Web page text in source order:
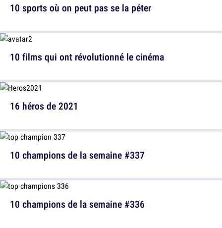
10 sports où on peut pas se la péter
16 héros de 2021
10 champions de la semaine #336
10 films qui ont révolutionné le cinéma
10 champions de la semaine #337